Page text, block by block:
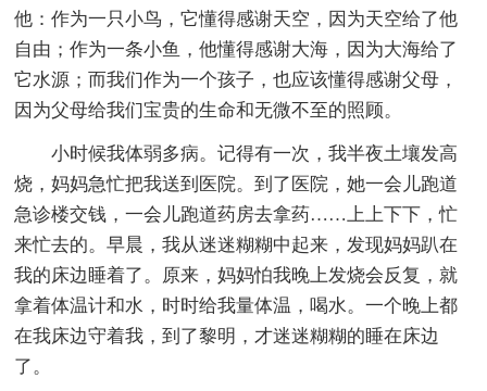
他：作为一只小鸟，它懂得感谢天空，因为天空给了他
自由；作为一条小鱼，他懂得感谢大海，因为大海给了
它水源；而我们作为一个孩子，也应该懂得感谢父母，
因为父母给我们宝贵的生命和无微不至的照顾。
小时候我体弱多病。记得有一次，我半夜土壤发高
烧，妈妈急忙把我送到医院。到了医院，她一会儿跑道
急诊楼交钱，一会儿跑道药房去拿药……上上下下，忙
来忙去的。早晨，我从迷迷糊糊中起来，发现妈妈趴在
我的床边睡着了。原来，妈妈怕我晚上发烧会反复，就
拿着体温计和水，时时给我量体温，喝水。一个晚上都
在我床边守着我，到了黎明，才迷迷糊糊的睡在床边
了。